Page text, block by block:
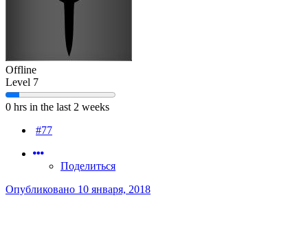
Offline
Level 7
0 hrs in the last 2 weeks
#77
Поделиться
Опубликовано 10 января, 2018